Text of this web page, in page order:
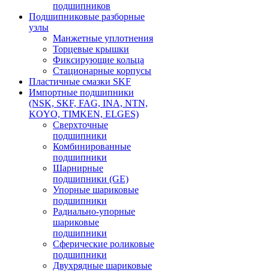
подшипников
Подшипниковые разборные
узлы
Манжетные уплотнения
Торцевые крышки
Фиксирующие кольца
Стационарные корпусы
Пластичные смазки SKF
Импортные подшипники
(NSK, SKF, FAG, INA, NTN,
KOYO, TIMKEN, ELGES)
Сверхточные
подшипники
Комбинированные
подшипники
Шарнирные
подшипники (GE)
Упорные шариковые
подшипники
Радиально-упорные
шариковые
подшипники
Сферические роликовые
подшипники
Двухрядные шариковые